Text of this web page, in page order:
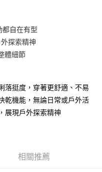
可立即使用無須另外申請。
後會自動跳轉到大哥付的交易
、繳款截止日，確認付款後即完
續交易確認頁面所載為準。
遇審核未通過，訂單將自動取
達大哥付你分期系統評分，恕無
」的支付方式。 讓您購物簡單
儲值。
結帳。
。
訊中的連結，可透過四大超商／
都自在有型
探索精神
體細節
落挺度，穿著更舒適、不易
乾機能，無論日常或戶外活
展現戶外探索精神
相關推薦